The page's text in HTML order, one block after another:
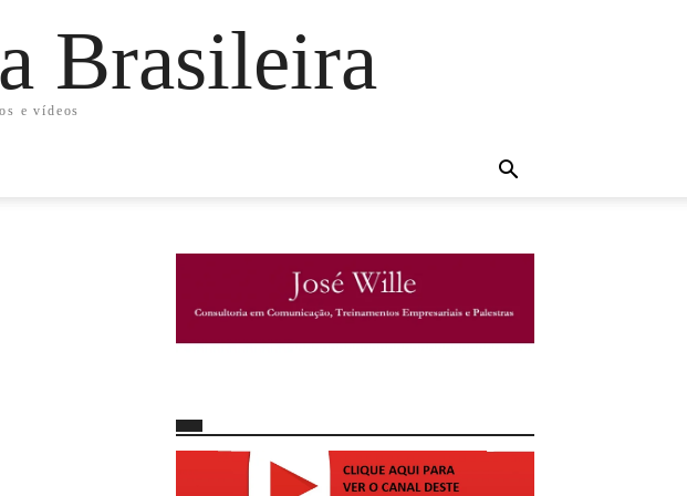
Brasileira
e vídeos